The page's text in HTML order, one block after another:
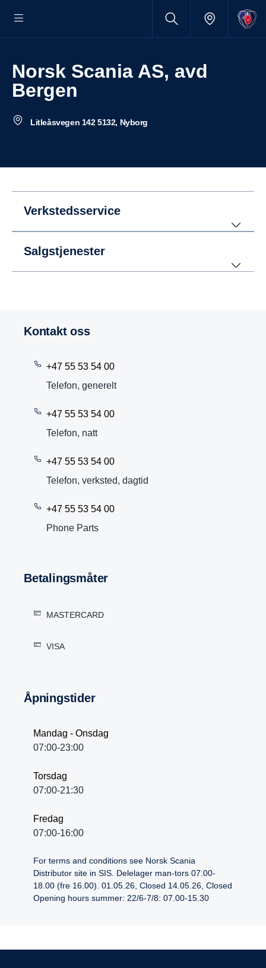
Norsk Scania AS, avd
Bergen
Litleåsvegen 142 5132, Nyborg
Verkstedsservice
Salgstjenester
Kontakt oss
+47 55 53 54 00
Telefon, generelt
+47 55 53 54 00
Telefon, natt
+47 55 53 54 00
Telefon, verksted, dagtid
+47 55 53 54 00
Phone Parts
Betalingsmåter
MASTERCARD
VISA
Åpningstider
Mandag - Onsdag
07:00-23:00
Torsdag
07:00-21:30
Fredag
07:00-16:00
For terms and conditions see Norsk Scania
Distributor site in SIS. Delelager man-tors 07.00-
18.00 (fre 16.00). 01.05.26, Closed 14.05.26, Closed
Opening hours summer: 22/6-7/8: 07.00-15.30